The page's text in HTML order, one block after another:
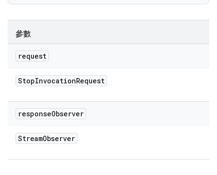
參數
request
StopInvocationRequest
responseObserver
StreamObserver